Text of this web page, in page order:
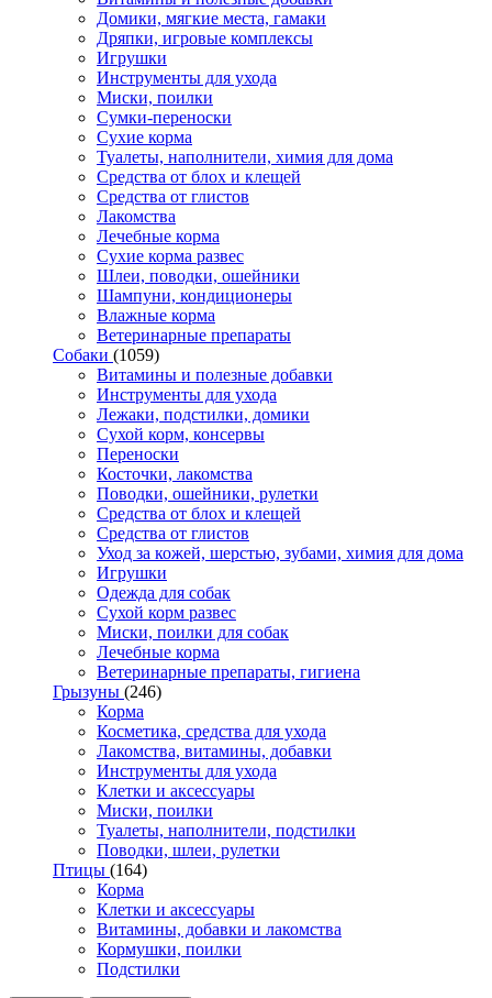
Домики, мягкие места, гамаки
Дряпки, игровые комплексы
Игрушки
Инструменты для ухода
Миски, поилки
Сумки-переноски
Сухие корма
Туалеты, наполнители, химия для дома
Средства от блох и клещей
Средства от глистов
Лакомства
Лечебные корма
Сухие корма развес
Шлеи, поводки, ошейники
Шампуни, кондиционеры
Влажные корма
Ветеринарные препараты
Собаки (1059)
Витамины и полезные добавки
Инструменты для ухода
Лежаки, подстилки, домики
Сухой корм, консервы
Переноски
Косточки, лакомства
Поводки, ошейники, рулетки
Средства от блох и клещей
Средства от глистов
Уход за кожей, шерстью, зубами, химия для дома
Игрушки
Одежда для собак
Сухой корм развес
Миски, поилки для собак
Лечебные корма
Ветеринарные препараты, гигиена
Грызуны (246)
Корма
Косметика, средства для ухода
Лакомства, витамины, добавки
Инструменты для ухода
Клетки и аксессуары
Миски, поилки
Туалеты, наполнители, подстилки
Поводки, шлеи, рулетки
Птицы (164)
Корма
Клетки и аксессуары
Витамины, добавки и лакомства
Кормушки, поилки
Подстилки